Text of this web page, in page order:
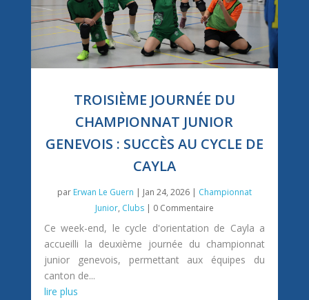
TROISIÈME JOURNÉE DU
CHAMPIONNAT JUNIOR
GENEVOIS : SUCCÈS AU CYCLE DE
CAYLA
par Erwan Le Guern | Jan 24, 2026| Championnat
Junior, Clubs| 0 Commentaire
Ce week-end, le cycle d'orientation de Cayla a
accueilli la deuxième journée du championnat
junior genevois, permettant aux équipes du
canton de...
lire plus